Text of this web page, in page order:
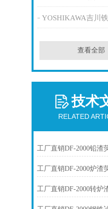
YOSHIKAWA吉川
查看全部
技术
RELATED